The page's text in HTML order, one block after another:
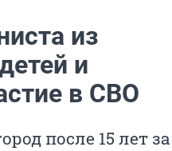
из
и
в СВО
после 15 лет за